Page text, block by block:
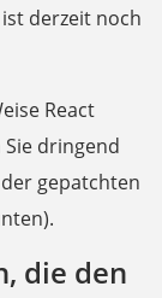
derzeit noch
React
dringend
gepatchten
die den